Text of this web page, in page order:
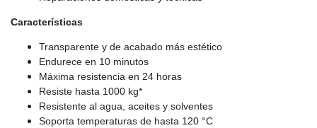
Características
Transparente y de acabado más estético
Endurece en 10 minutos
Máxima resistencia en 24 horas
Resiste hasta 1000 kg*
Resistente al agua, aceites y solventes
Soporta temperaturas de hasta 120 °C